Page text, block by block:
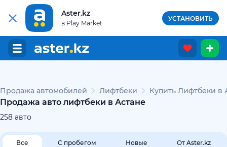
Aster.kz
в Play Market
УСТАНОВИТЬ
Продажа автомобилей Лифтбеки Купить Лифтбеки в
Продажа авто лифтбеки в Астане
258 авто
Все С пробегом Новые От Aster.kz